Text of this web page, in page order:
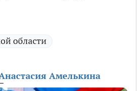
области
Амелькина